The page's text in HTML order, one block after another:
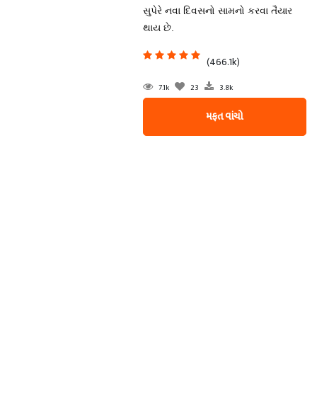
સુપેરે નવા દિવસનો સામનો કરવા તૈયાર
થાય છે.
(466.1k)
7.1k 23 3.8k
મફત વાંચો